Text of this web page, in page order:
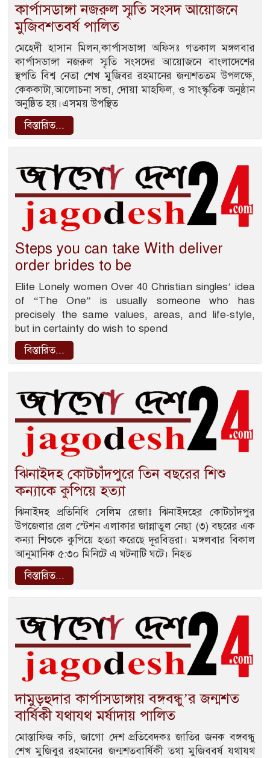
কার্পাসডাঙ্গা নজরুল স্মৃতি সংসদ আয়োজনে
মুজিবশতবর্ষ পালিত
মেহেদী হাসান মিলন,কার্পাসডাঙ্গা অফিসঃ গতকাল মঙ্গলবার
কার্পাসডাঙ্গা নজরুল স্মৃতি সংসদের আয়োজনে বাংলাদেশের
স্থপতি বিশ্ব নেতা শেখ মুজিবর রহমানের জন্মশততম উপলক্ষে,
কেককাটা,আলোচনা সভা, দোয়া মাহফিল, ও সাংস্কৃতিক অনুষ্ঠান
অনুষ্ঠিত হয়।এসময় উপস্থিত
বিস্তারিত...
Steps you can take With deliver
order brides to be
Elite Lonely women Over 40 Christian singles’ idea
of “The One” is usually someone who has
precisely the same values, areas, and life-style,
but in certainty do wish to spend
বিস্তারিত...
ঝিনাইদহ কোটচাঁদপুরে তিন বছরের শিশু
কন্যাকে কুপিয়ে হত্যা
ঝিনাইদহ প্রতিনিধি সেলিম রেজাঃ ঝিনাইদহের কোটচাঁদপুর
উপজেলার রেল স্টেশন এলাকার জান্নাতুল নেছা (৩) বছরের এক
কন‍্যা শিশুকে কুপিয়ে হত্যা করেছে দূরবিত্তরা। মঙ্গলবার বিকাল
আনুমানিক ৫:৩০ মিনিটে এ ঘটনাটি ঘটে। নিহত
বিস্তারিত...
দামুড়হুদার কার্পাসডাঙ্গায় বঙ্গবন্ধু’র জন্মশত
বার্ষিকী যথাযথ মর্ষাদায় পালিত
মোস্তাফিজ কচি, জাগো দেশ প্রতিবেদকঃ জাতির জনক বঙ্গবন্ধু
শেখ মুজিবুর রহমানের জন্মশতবার্ষিকী তথা মুজিববর্ষ যথাযথ